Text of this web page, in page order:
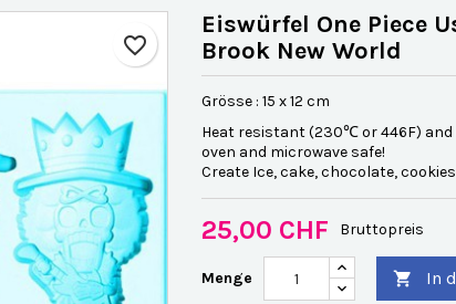
favorite_border
Eiswürfel One Piece
Brook New World
Grösse : 15 x 12 cm
Heat resistant (230℃ or 446F)
oven and microwave safe!
Create Ice, cake, chocolate,
25,00 CHF Bruttopreis
Menge  In